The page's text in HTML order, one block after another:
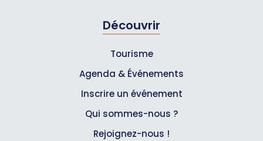
Découvrir
Tourisme
Agenda & Événements
Inscrire un événement
Qui sommes-nous ?
Rejoignez-nous !